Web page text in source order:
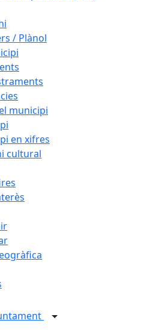
/ Plànol
municipi
en xifres
cultural